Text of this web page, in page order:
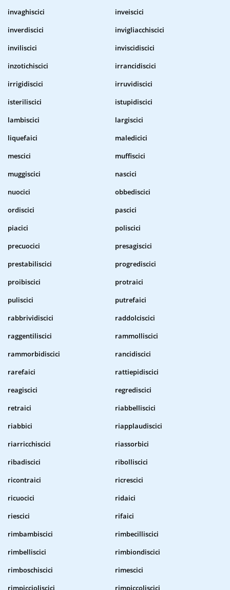
invaghiscici
inveiscici
inverdiscici
invigliacchiscici
inviliscici
inviscidiscici
inzotichiscici
irrancidiscici
irrigidiscici
irruvidiscici
isteriliscici
istupidiscici
lambiscici
largiscici
liquefaici
maledicici
mescici
muffiscici
muggiscici
nascici
nuocici
obbediscici
ordiscici
pascici
piacici
poliscici
precuocici
presagiscici
prestabiliscici
progrediscici
proibiscici
protraici
puliscici
putrefaici
rabbrividiscici
raddolciscici
raggentiliscici
rammolliscici
rammorbidiscici
rancidiscici
rarefaici
rattiepidiscici
reagiscici
regrediscici
retraici
riabbelliscici
riabbici
riapplaudiscici
riarricchiscici
riassorbici
ribadiscici
ribolliscici
ricontraici
ricrescici
ricuocici
ridaici
riescici
rifaici
rimbambiscici
rimbecilliscici
rimbelliscici
rimbiondiscici
rimboschiscici
rimescici
rimpiccioliscici
rimpiccoliscici